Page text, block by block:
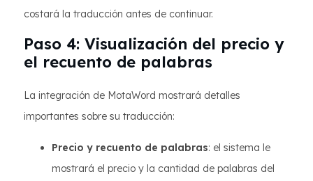
costará la traducción antes de continuar.
Paso 4: Visualización del precio y
el recuento de palabras
La integración de MotaWord mostrará detalles
importantes sobre su traducción:
Precio y recuento de palabras: el sistema le
mostrará el precio y la cantidad de palabras del